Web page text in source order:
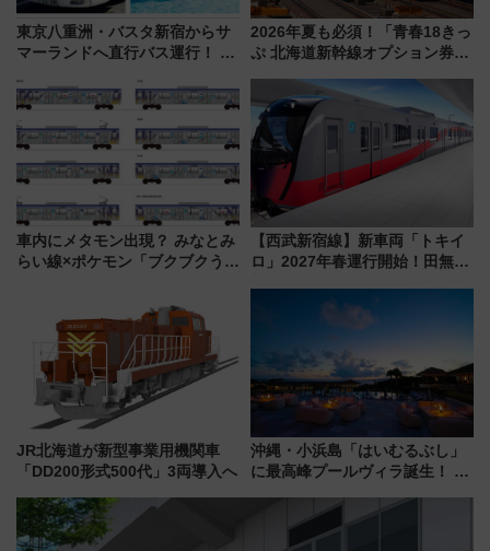
東京八重洲・バスタ新宿からサ
マーランドへ直行バス運行！ お
推し活を楽しもう！（2026年
8/1～31）
2026年夏も必須！「青春18きっ
ぷ 北海道新幹線オプション券」
車内にメタモン出現？ みなとみ
らい線×ポケモン「ブクブクうみ
行開始に！ この夏は直通列車で
横浜へ！
【西武新宿線】新車両「トキイ
ロ」2027年春運行開始！田無・
「第2弾」も
JR北海道が新型事業用機関車
「DD200形式500代」3両導入へ
沖縄・小浜島「はいむるぶし」
に最高峰プールヴィラ誕生！ 石
美旅「何もしない贅沢」を体験
してみない？